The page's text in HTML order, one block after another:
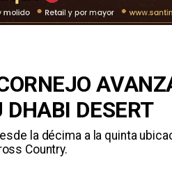
DHABI DESERT
la décima a la quinta
Country.